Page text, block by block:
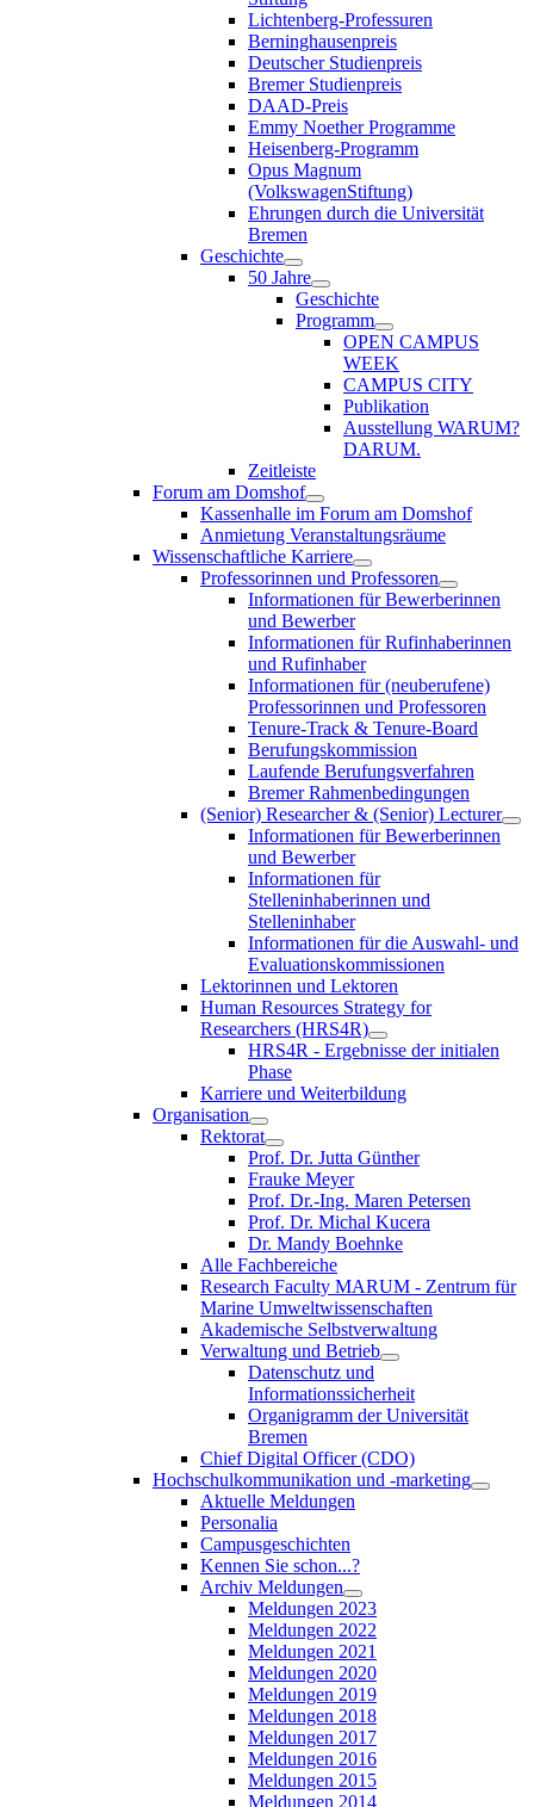
Lichtenberg-Professuren
Berninghausenpreis
Deutscher Studienpreis
Bremer Studienpreis
DAAD-Preis
Emmy Noether Programme
Heisenberg-Programm
Opus Magnum
(VolkswagenStiftung)
Ehrungen durch die Universität
Bremen
Geschichte
50 Jahre
Geschichte
Programm
OPEN CAMPUS
WEEK
CAMPUS CITY
Publikation
Ausstellung WARUM?
DARUM.
Zeitleiste
Forum am Domshof
Kassenhalle im Forum am Domshof
Anmietung Veranstaltungsräume
Wissenschaftliche Karriere
Professorinnen und Professoren
Informationen für Bewerberinnen
und Bewerber
Informationen für Rufinhaberinnen
und Rufinhaber
Informationen für (neuberufene)
Professorinnen und Professoren
Tenure-Track & Tenure-Board
Berufungskommission
Laufende Berufungsverfahren
Bremer Rahmenbedingungen
(Senior) Researcher & (Senior) Lecturer
Informationen für Bewerberinnen
und Bewerber
Informationen für
Stelleninhaberinnen und
Stelleninhaber
Informationen für die Auswahl- und
Evaluationskommissionen
Lektorinnen und Lektoren
Human Resources Strategy for
Researchers (HRS4R)
HRS4R - Ergebnisse der initialen
Phase
Karriere und Weiterbildung
Organisation
Rektorat
Prof. Dr. Jutta Günther
Frauke Meyer
Prof. Dr.-Ing. Maren Petersen
Prof. Dr. Michal Kucera
Dr. Mandy Boehnke
Alle Fachbereiche
Research Faculty MARUM - Zentrum für
Marine Umweltwissenschaften
Akademische Selbstverwaltung
Verwaltung und Betrieb
Datenschutz und
Informationssicherheit
Organigramm der Universität
Bremen
Chief Digital Officer (CDO)
Hochschulkommunikation und -marketing
Aktuelle Meldungen
Personalia
Campusgeschichten
Kennen Sie schon...?
Archiv Meldungen
Meldungen 2023
Meldungen 2022
Meldungen 2021
Meldungen 2020
Meldungen 2019
Meldungen 2018
Meldungen 2017
Meldungen 2016
Meldungen 2015
Meldungen 2014